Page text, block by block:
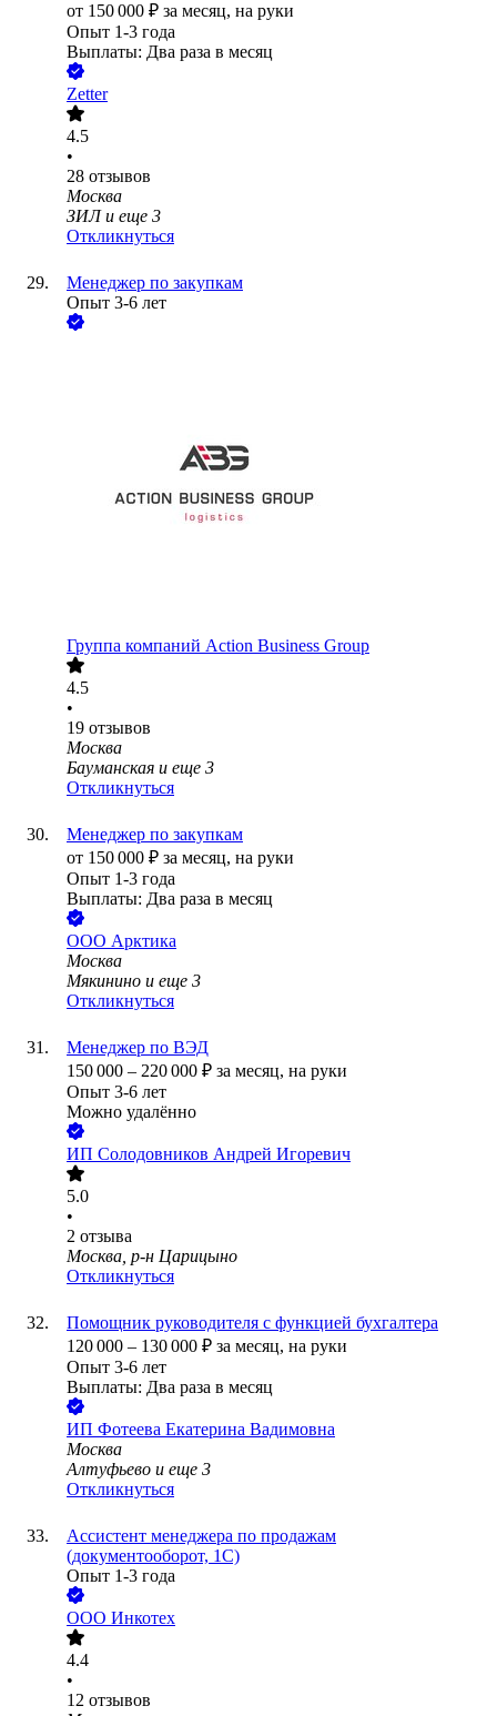
от 150 000 ₽ за месяц, на руки
Опыт 1-3 года
Выплаты: Два раза в месяц
Zetter
4.5
•
28 отзывов
Москва
ЗИЛ и еще 3
Откликнуться
Менеджер по закупкам
Опыт 3-6 лет
Группа компаний Action Business Group
4.5
•
19 отзывов
Москва
Бауманская и еще 3
Откликнуться
Менеджер по закупкам
от 150 000 ₽ за месяц, на руки
Опыт 1-3 года
Выплаты: Два раза в месяц
ООО Арктика
Москва
Мякинино и еще 3
Откликнуться
Менеджер по ВЭД
150 000 – 220 000 ₽ за месяц, на руки
Опыт 3-6 лет
Можно удалённо
ИП Солодовников Андрей Игоревич
5.0
•
2 отзыва
Москва, р-н Царицыно
Откликнуться
Помощник руководителя с функцией бухгалтера
120 000 – 130 000 ₽ за месяц, на руки
Опыт 3-6 лет
Выплаты: Два раза в месяц
ИП Фотеева Екатерина Вадимовна
Москва
Алтуфьево и еще 3
Откликнуться
Ассистент менеджера по продажам
(документооборот, 1С)
Опыт 1-3 года
ООО Инкотех
4.4
•
12 отзывов